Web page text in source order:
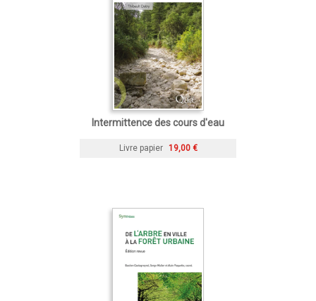
Intermittence des cours d'eau
Livre papier 19,00 €